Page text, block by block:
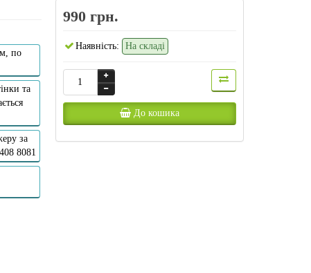
по
та
за
8081
990 грн.
Наявність: На складі
До кошика